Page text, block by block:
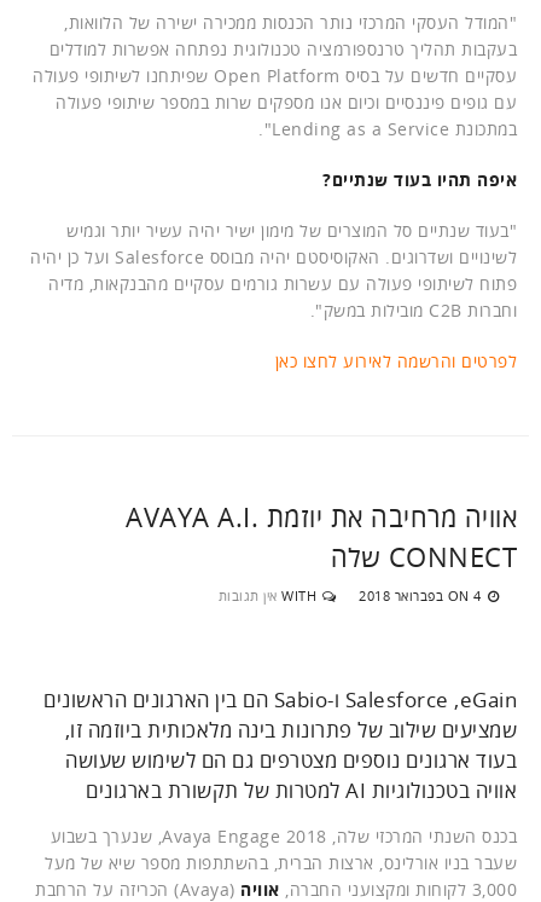
"המודל העסקי המרכזי נותר הכנסות ממכירה ישירה של הלוואות,
בעקבות תהליך טרנספורמציה טכנולוגית נפתחה אפשרות למודלים
עסקיים חדשים על בסיס Open Platform שפיתחנו לשיתופי פעולה
עם גופים פיננסיים וכיום אנו מספקים שרות במספר שיתופי פעולה
במתכונת Lending as a Service".
איפה תהיו בעוד שנתיים?
"בעוד שנתיים סל המוצרים של מימון ישיר יהיה עשיר יותר וגמיש
לשינויים ושדרוגים. האקוסיסטם יהיה מבוסס Salesforce ועל כן יהיה
פתוח לשיתופי פעולה עם עשרות גורמים עסקיים מהבנקאות, מדיה
וחברות C2B מובילות במשק".
לפרטים והרשמה לאירוע לחצו כאן
אוויה מרחיבה את יוזמת AVAYA A.I.
CONNECT שלה
ON 4 בפברואר 2018 WITH אין תגובות
Salesforce ,eGain ו-Sabio הם בין הארגונים הראשונים
שמציעים שילוב של פתרונות בינה מלאכותית ביוזמה זו,
בעוד ארגונים נוספים מצטרפים גם הם לשימוש שעושה
אוויה בטכנולוגיות AI למטרות של תקשורת בארגונים
בכנס השנתי המרכזי שלה, Avaya Engage 2018, שנערך בשבוע
שעבר בניו אורלינס, ארצות הברית, בהשתתפות מספר שיא של מעל
3,000 לקוחות ומקצועני החברה,
אוויה
(Avaya) הכריזה על הרחבת